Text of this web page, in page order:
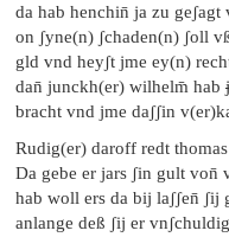
da hab henchin̄ ja zu
on ʃyne(n) ʃchaden(n) ʃoll
gld vnd heyʃt jme ey(n)
dan̄ junckh(er) wilhelm̄ hab
bracht vnd jme daʃʃin
Rudig(er) daroff redt
Da gebe er jars ʃin gult von̄
hab woll ers da bij laʃʃen̄
anlange deß ʃij er